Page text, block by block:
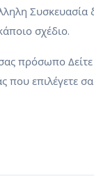
σχέδιο.
πρόσωπο
που επιλέγετε